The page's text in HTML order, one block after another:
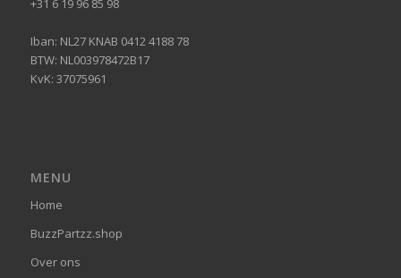
Iban: NL27 KNAB 0412 4188 78
BTW: NL003978472B17
KvK: 37075961
MENU
Home
BuzzPartzz.shop
Over ons